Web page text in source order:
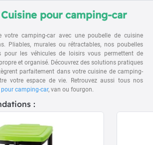
pour camping-car
votre camping-car avec une poubelle de cuisine
Pliables, murales ou rétractables, nos poubelles
pour les véhicules de loisirs vous permettent de
et organisé. Découvrez des solutions pratiques
parfaitement dans votre cuisine de camping-
votre espace de vie. Retrouvez aussi tous nos
camping-car, van ou fourgon.
: